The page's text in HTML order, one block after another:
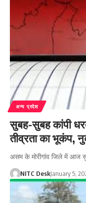
अन्य प्रदेश
सुबह-सुबह कांपी
तीव्रता का भूकंप,
असम के मोरीगांव जिले में आज
NITC DeskJanuary 5,